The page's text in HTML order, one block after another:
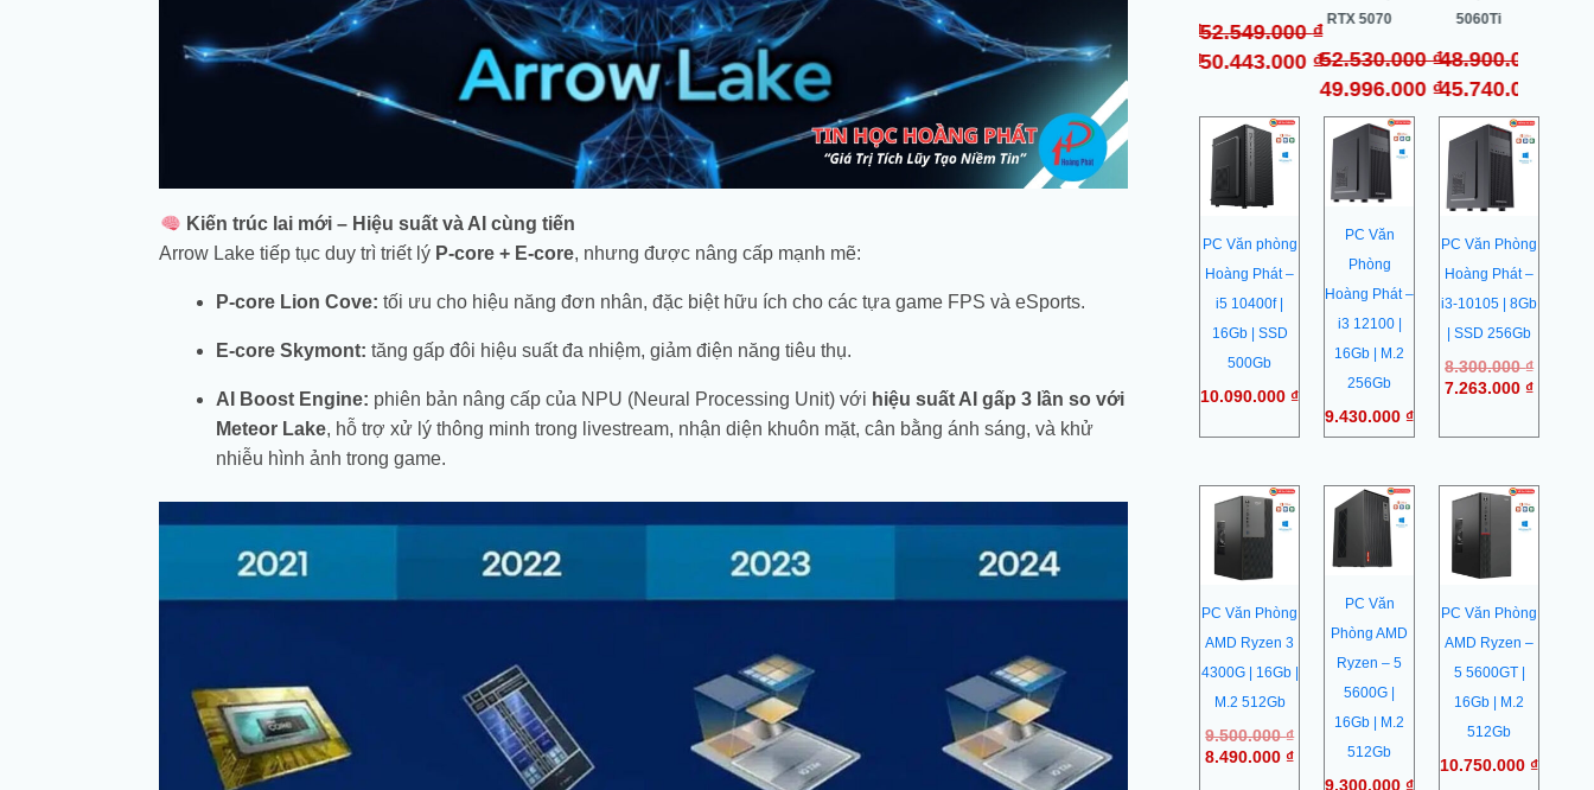
Kiến trúc lai mới – Hiệu suất và AI cùng tiến
Arrow Lake tiếp tục duy trì triết lý P-core + E-core, nhưng được nâng cấp mạnh mẽ:
P-core Lion Cove: tối ưu cho hiệu năng đơn nhân, đặc biệt hữu ích cho các tựa game FPS và eSports.
E-core Skymont: tăng gấp đôi hiệu suất đa nhiệm, giảm điện năng tiêu thụ.
AI Boost Engine: phiên bản nâng cấp của NPU (Neural Processing Unit) với hiệu suất AI gấp 3 lần so với
Meteor Lake, hỗ trợ xử lý thông minh trong livestream, nhận diện khuôn mặt, cân bằng ánh sáng, và khử
nhiễu hình ảnh trong game.
33.150.000
31.133.000₫
22.357.000₫ 64.500.000 ₫
60.987.000 ₫
52.549.000₫
50.443.000 ₫
RTX 5070
52.530.000₫
49.996.000 ₫
5060Ti
48.900.000
45.740.000
PC Văn phòng
Hoàng Phát –
i5 10400f |
16Gb | SSD
500Gb
10.090.000₫
PC Văn
Phòng
Hoàng Phát –
i3 12100 |
16Gb | M.2
256Gb
9.430.000₫
PC Văn Phòng
Hoàng Phát –
i3-10105 | 8Gb
| SSD 256Gb
8.300.000₫
Giá
gốc
7.263.000₫
Giá
hiện
PC Văn Phòng
AMD Ryzen 3
4300G | 16Gb |
M.2 512Gb
9.500.000₫
Giá
gốc
9.500.000 ₫.
8.490.000₫
Giá
hiện
PC Văn
Phòng AMD
Ryzen – 5
5600G |
16Gb | M.2
512Gb
9.300.000₫
PC Văn Phòng
AMD Ryzen –
5 5600GT |
16Gb | M.2
512Gb
10.750.000₫